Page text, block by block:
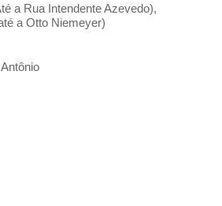
a Rua Intendente Azevedo),
a Otto Niemeyer)